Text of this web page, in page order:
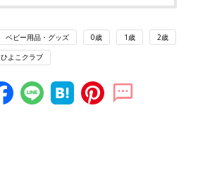
ベビー用品・グッズ 0歳 1歳 2歳
ひよこクラブ